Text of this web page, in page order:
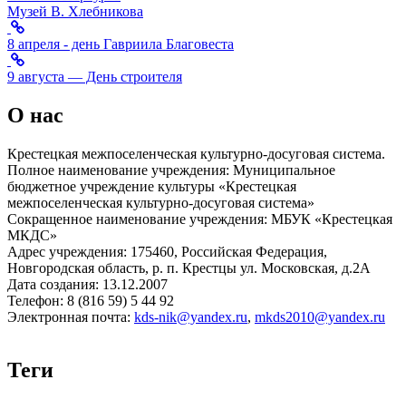
Музей В. Хлебникова
8 апреля - день Гавриила Благовеста
9 августа — День строителя
О нас
Крестецкая межпоселенческая культурно-досуговая система.
Полное наименование учреждения: Муниципальное
бюджетное учреждение культуры «Крестецкая
межпоселенческая культурно-досуговая система»
Сокращенное наименование учреждения: МБУК «Крестецкая
МКДС»
Адрес учреждения: 175460, Российская Федерация,
Новгородская область, р. п. Крестцы ул. Московская, д.2А
Дата создания: 13.12.2007
Телефон: 8 (816 59) 5 44 92
Электронная почта: kds-nik@yandex.ru, mkds2010@yandex.ru
Теги